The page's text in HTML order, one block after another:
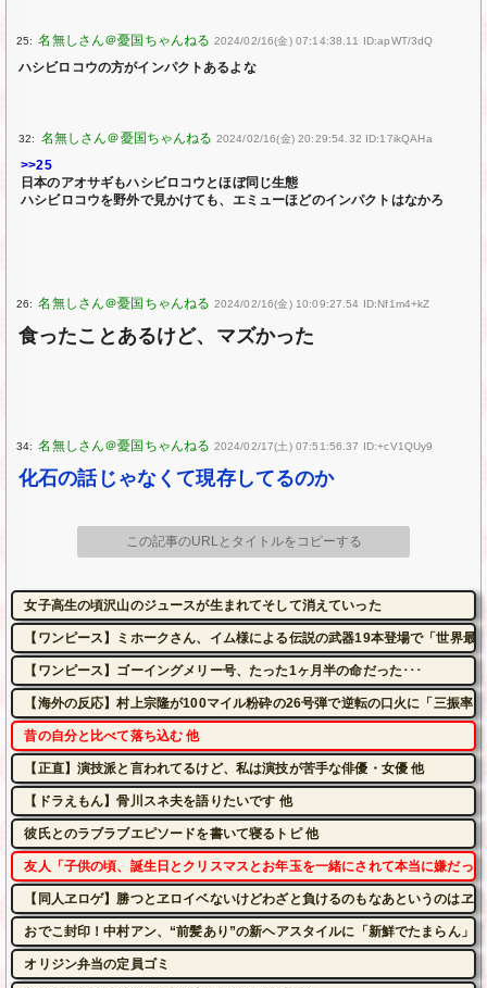
25: 2024/02/16(金) 07:14:38.11 ID:apWT/3dQ
ハシビロコウの方がインパクトあるよな
32: 2024/02/16(金) 20:29:54.32 ID:17ikQAHa
>>25
日本のアオサギもハシビロコウとほぼ同じ生態
ハシビロコウを野外で見かけても、エミューほどのインパクトはなかろ
26: 2024/02/16(金) 10:09:27.54 ID:Nf1m4+kZ
食ったことあるけど、マズかった
34: 2024/02/17(土) 07:51:56.37 ID:+cV1QUy9
化石の話じゃなくて現存してるのか
この記事のURLとタイトルをコピーする
女子高生の頃沢山のジュースが生まれてそして消えていった
【ワンピース】ミホークさん、イム様による伝説の武器19本登場で「世界
【ワンピース】ゴーイングメリー号、たった1ヶ月半の命だった･･･
【海外の反応】村上宗隆が100マイル粉砕の26号弾で逆転の口火に「三振率
昔の自分と比べて落ち込む 他
【正直】演技派と言われてるけど、私は演技が苦手な俳優・女優 他
【ドラえもん】骨川スネ夫を語りたいです 他
彼氏とのラブラブエピソードを書いて寝るトピ 他
友人「子供の頃、誕生日とクリスマスとお年玉を一緒にされて本当に嫌だ
【同人ヱロゲ】勝つとヱロイベないけどわざと負けるのもなあというのはヱ
おでこ封印！中村アン、“前髪あり”の新ヘアスタイルに「新鮮でたまらん」
オリジン弁当の定員ゴミ